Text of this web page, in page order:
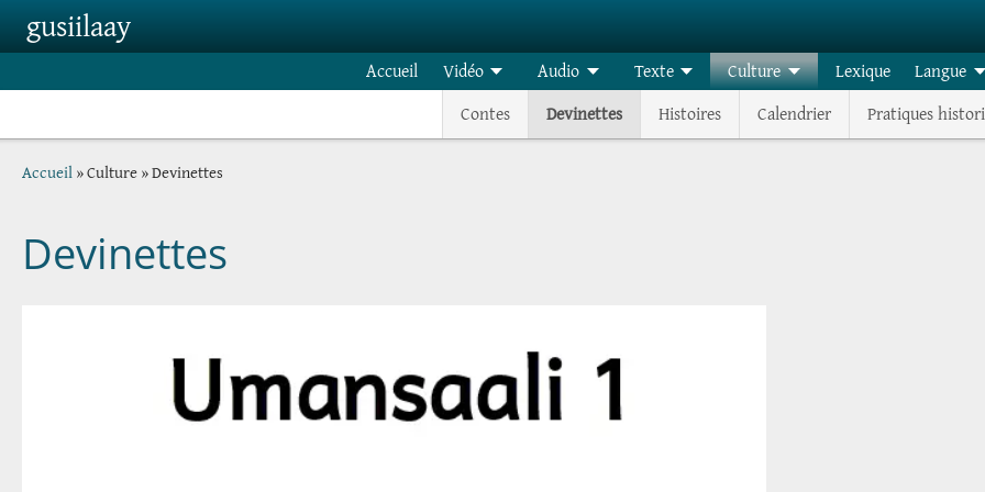
Skip to main content
gusiilaay
Accueil Vidéo Audio Texte Culture
Contes Devinettes Histoires Calendrier Pratiques
Lexique Langue
Breadcrumb
Accueil Culture Devinettes
Devinettes